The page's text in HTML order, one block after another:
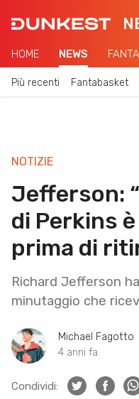
HOME NEWS
Più recenti Fantabasket
NOTIZIE
Jefferson:
di Perkins
prima di
Richard Jefferson
minutaggio che
Michael Fagotto
4 anni fa
Condividi: